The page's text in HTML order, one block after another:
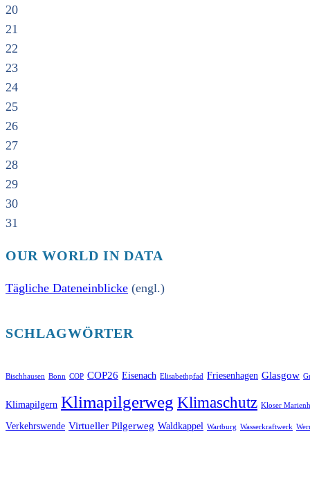
20
21
22
23
24
25
26
27
28
29
30
31
OUR WORLD IN DATA
Tägliche Dateneinblicke (engl.)
SCHLAGWÖRTER
Bischhausen Bonn COP COP26 Eisenach Elisabethpfad Friesenhagen Glasgow
Klimapilgern Klimapilgerweg Klimaschutz Kloser
Verkehrswende Virtueller Pilgerweg Waldkappel Wartburg Wasserkraftwerk